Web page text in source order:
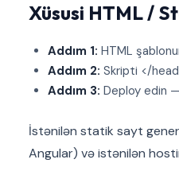
Xüsusi HTML /
Addım 1: HTML
Addım 2: Skripti </
Addım 3: Deploy edin
İstənilən statik sayt
Angular) və istənilən